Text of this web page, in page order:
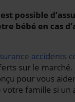
possible
bébé en cas
accidents
sur le marché.
pour vous
votre famille si un